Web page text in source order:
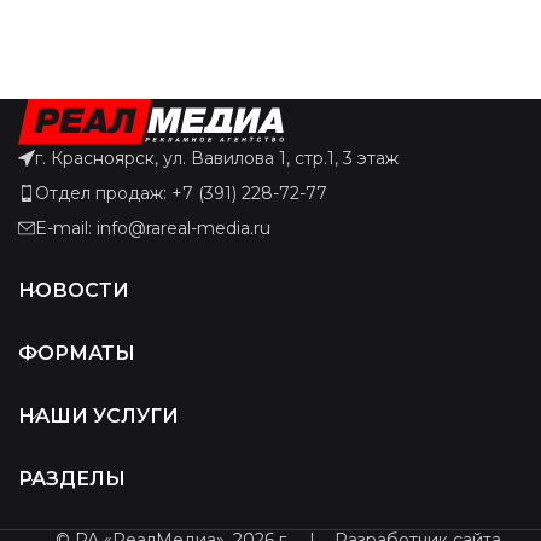
г. Красноярск, ул. Вавилова 1, стр.1, 3 этаж
Отдел продаж: +7 (391) 228-72-77
E-mail: info@rareal-media.ru
НОВОСТИ
ФОРМАТЫ
НАШИ УСЛУГИ
РАЗДЕЛЫ